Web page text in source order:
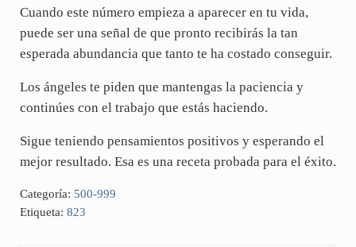
Cuando este número empieza a aparecer en tu vida,
puede ser una señal de que pronto recibirás la tan
esperada abundancia que tanto te ha costado conseguir.
Los ángeles te piden que mantengas la paciencia y
continúes con el trabajo que estás haciendo.
Sigue teniendo pensamientos positivos y esperando el
mejor resultado. Esa es una receta probada para el éxito.
Categoría: 500-999
Etiqueta: 823